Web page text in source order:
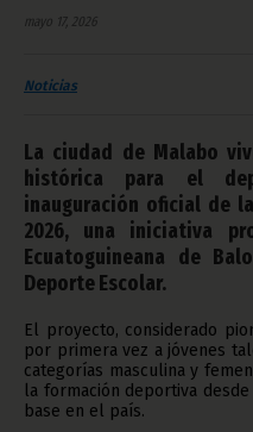
mayo 17, 2026
Noticias
La ciudad de Malabo
histórica para el
inauguración oficial de
2026, una iniciativa
Ecuatoguineana de
Deporte Escolar.
El proyecto, considerado
por primera vez a jóvenes
categorías masculina y
la formación deportiva
base en el país.